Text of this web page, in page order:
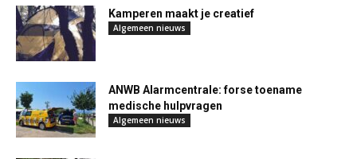
Kamperen maakt je creatief
Algemeen nieuws
ANWB Alarmcentrale: forse toename
medische hulpvragen
Algemeen nieuws